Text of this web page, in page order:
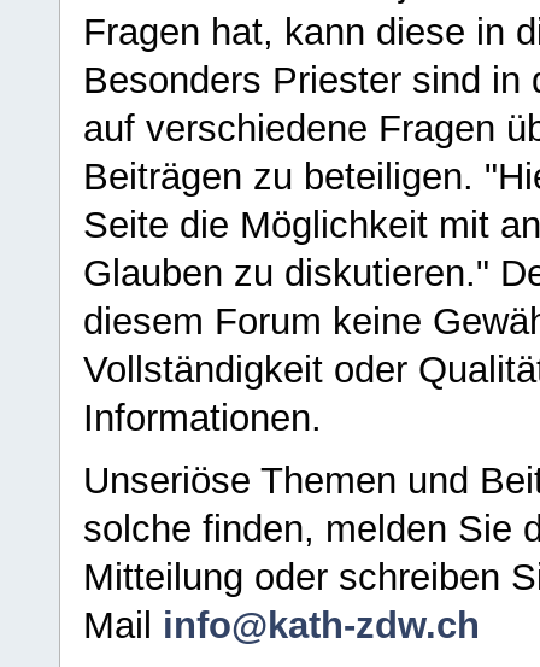
Fragen hat, kann diese in
Besonders Priester sind in
auf verschiedene Fragen
Beiträgen zu beteiligen.
Seite die Möglichkeit mit
Glauben zu diskutieren."
diesem Forum keine
Vollständigkeit oder
Informationen.
Unseriöse Themen und
solche finden, melden Sie
Mitteilung oder schreiben
Mail info@kath-zdw.ch